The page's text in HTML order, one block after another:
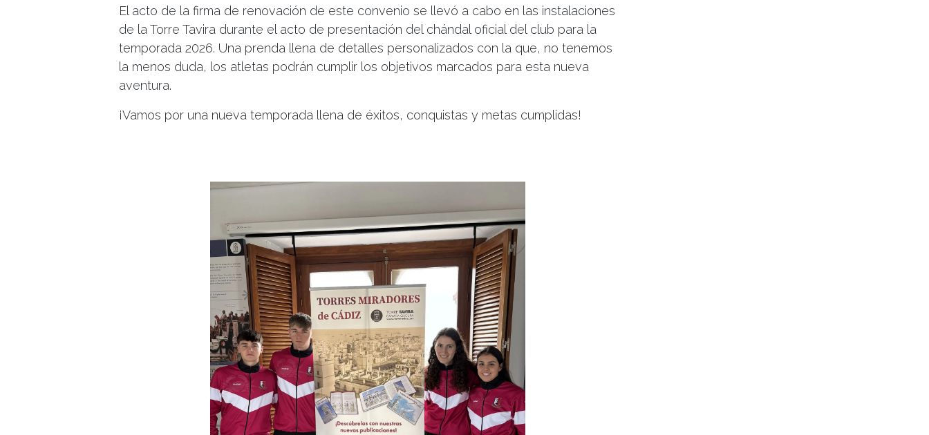
El acto de la firma de renovación de este convenio se llevó a cabo en las instalaciones
de la Torre Tavira durante el acto de presentación del chándal oficial del club para la
temporada 2026. Una prenda llena de detalles personalizados con la que, no tenemos
la menos duda, los atletas podrán cumplir los objetivos marcados para esta nueva
aventura.
¡Vamos por una nueva temporada llena de éxitos, conquistas y metas cumplidas!